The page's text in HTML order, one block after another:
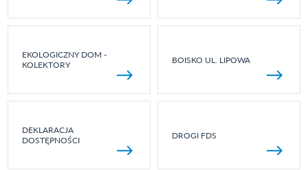
EKOLOGICZNY DOM -
KOLEKTORY
BOISKO UL. LIPOWA
DEKLARACJA
DOSTĘPNOŚCI
DROGI FDS